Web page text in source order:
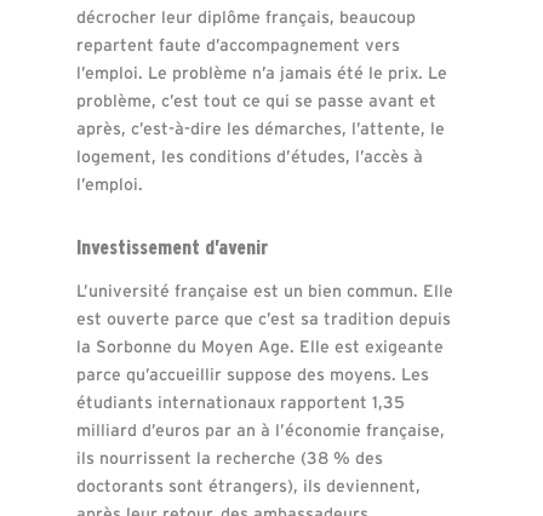
décrocher leur diplôme français, beaucoup
repartent faute d’accompagnement vers
l’emploi. Le problème n’a jamais été le prix. Le
problème, c’est tout ce qui se passe avant et
après, c’est-à-dire les démarches, l’attente, le
logement, les conditions d’études, l’accès à
l’emploi.
Investissement d’avenir
L’université française est un bien commun. Elle
est ouverte parce que c’est sa tradition depuis
la Sorbonne du Moyen Age. Elle est exigeante
parce qu’accueillir suppose des moyens. Les
étudiants internationaux rapportent 1,35
milliard d’euros par an à l’économie française,
ils nourrissent la recherche (38 % des
doctorants sont étrangers), ils deviennent,